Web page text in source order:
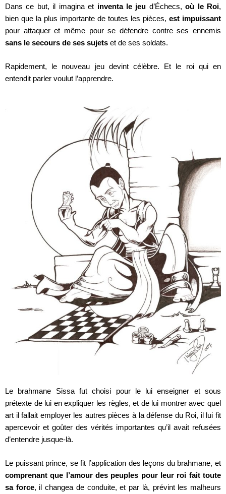
Dans ce but, il imagina et inventa le jeu d’Échecs,où le Roi,
bien que la plus importante de toutes les pièces, est impuissant
pour attaquer et même pour se défendre contre ses ennemis
sans le secours de ses sujets et de ses soldats.
Rapidement, le nouveau jeu devint célèbre. Et le roi qui en
entendit parler voulut l’apprendre.
Le brahmane Sissa fut choisi pour le lui enseigner et sous
prétexte de lui en expliquer les règles, et de lui montrer avec quel
art il fallait employer les autres pièces à la défense du Roi, il lui fit
apercevoir et goûter des vérités importantes qu’il avait refusées
d’entendre jusque-là.
Le puissant prince, se fit l’application des leçons du brahmane, et
comprenant que l’amour des peuples pour leur roi fait toute
sa force, il changea de conduite, et par là, prévint les malheurs